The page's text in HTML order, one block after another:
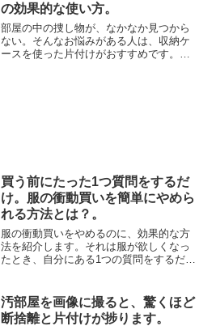
の効果的な使い方。
部屋の中の捜し物が、なかなか見つから
ない。そんなお悩みがある人は、収納ケ
ースを使った片付けがおすすめです。
買う前にたった1つ質問をするだ
け。服の衝動買いを簡単にやめら
れる方法とは？。
服の衝動買いをやめるのに、効果的な方
法を紹介します。それは服が欲しくなっ
たとき、自分にある1つの質問をするだ
服がほしい衝動が抑えられないというと
きは、自分にこんな質問を...
汚部屋を画像に撮ると、驚くほど
断捨離と片付けが捗ります。